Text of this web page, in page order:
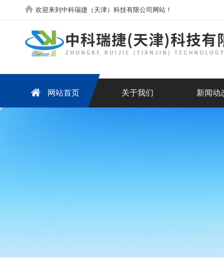
欢迎来到中科瑞捷（天津）科技有限公司网站！
网站首页 关于我们 新闻动